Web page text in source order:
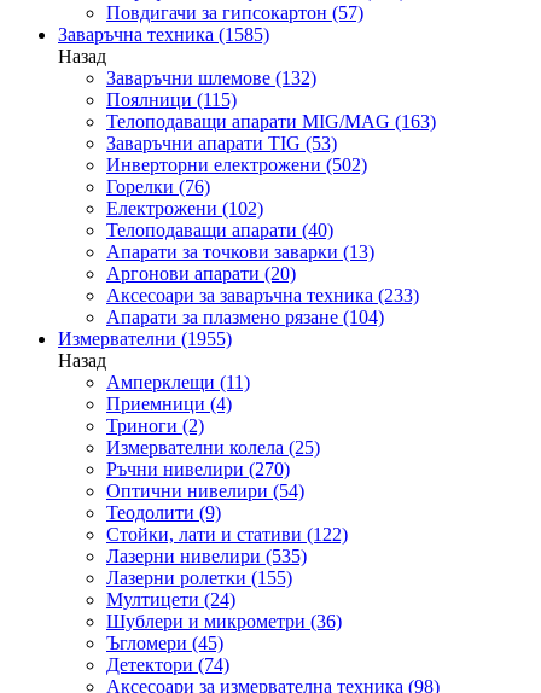
Повдигачи за гипсокартон (57)
Заваръчна техника (1585)
Назад
Заваръчни шлемове (132)
Поялници (115)
Телоподаващи апарати MIG/MAG (163)
Заваръчни апарати TIG (53)
Инверторни електрожени (502)
Горелки (76)
Електрожени (102)
Телоподаващи апарати (40)
Апарати за точкови заварки (13)
Аргонови апарати (20)
Аксесоари за заваръчна техника (233)
Апарати за плазмено рязане (104)
Измервателни (1955)
Назад
Амперклещи (11)
Приемници (4)
Триноги (2)
Измервателни колела (25)
Ръчни нивелири (270)
Оптични нивелири (54)
Теодолити (9)
Стойки, лати и стативи (122)
Лазерни нивелири (535)
Лазерни ролетки (155)
Мултицети (24)
Шублери и микрометри (36)
Ъгломери (45)
Детектори (74)
Аксесоари за измервателна техника (98)